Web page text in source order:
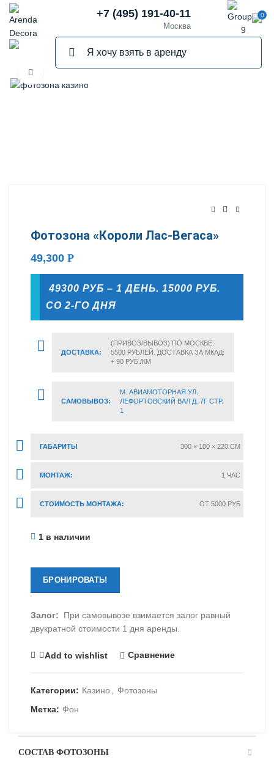
+7 (495) 191-40-11
Москва
0
Фотозона «Короли Лас-Вегаса»
49,300 Р
49300 РУБ – 1 ДЕНЬ. 15000 РУБ.
СО 2-ГО ДНЯ
ДОСТАВКА:
(ПРИВОЗ/ВЫВОЗ) ПО МОСКВЕ:
5500 РУБЛЕЙ. ДОСТАВКА ЗА МКАД:
+ 90 РУБ./КМ
САМОВЫВОЗ:
М. АВИАМОТОРНАЯ УЛ.
ЛЕФОРТОВСКИЙ ВАЛ Д. 7Г СТР.
1
ГАБАРИТЫ 300 × 100 × 220 CM
МОНТАЖ: 1 ЧАС
СТОИМОСТЬ МОНТАЖА: ОТ 5000 РУБ
1 в наличии
БРОНИРОВАТЬ!
Залог: При самовывозе взимается залог равный
двукратной стоимости 1 дня аренды.
Add to wishlist Сравнение
Категории: Казино
Фотозоны
Метка: Фон
СОСТАВ ФОТОЗОНЫ